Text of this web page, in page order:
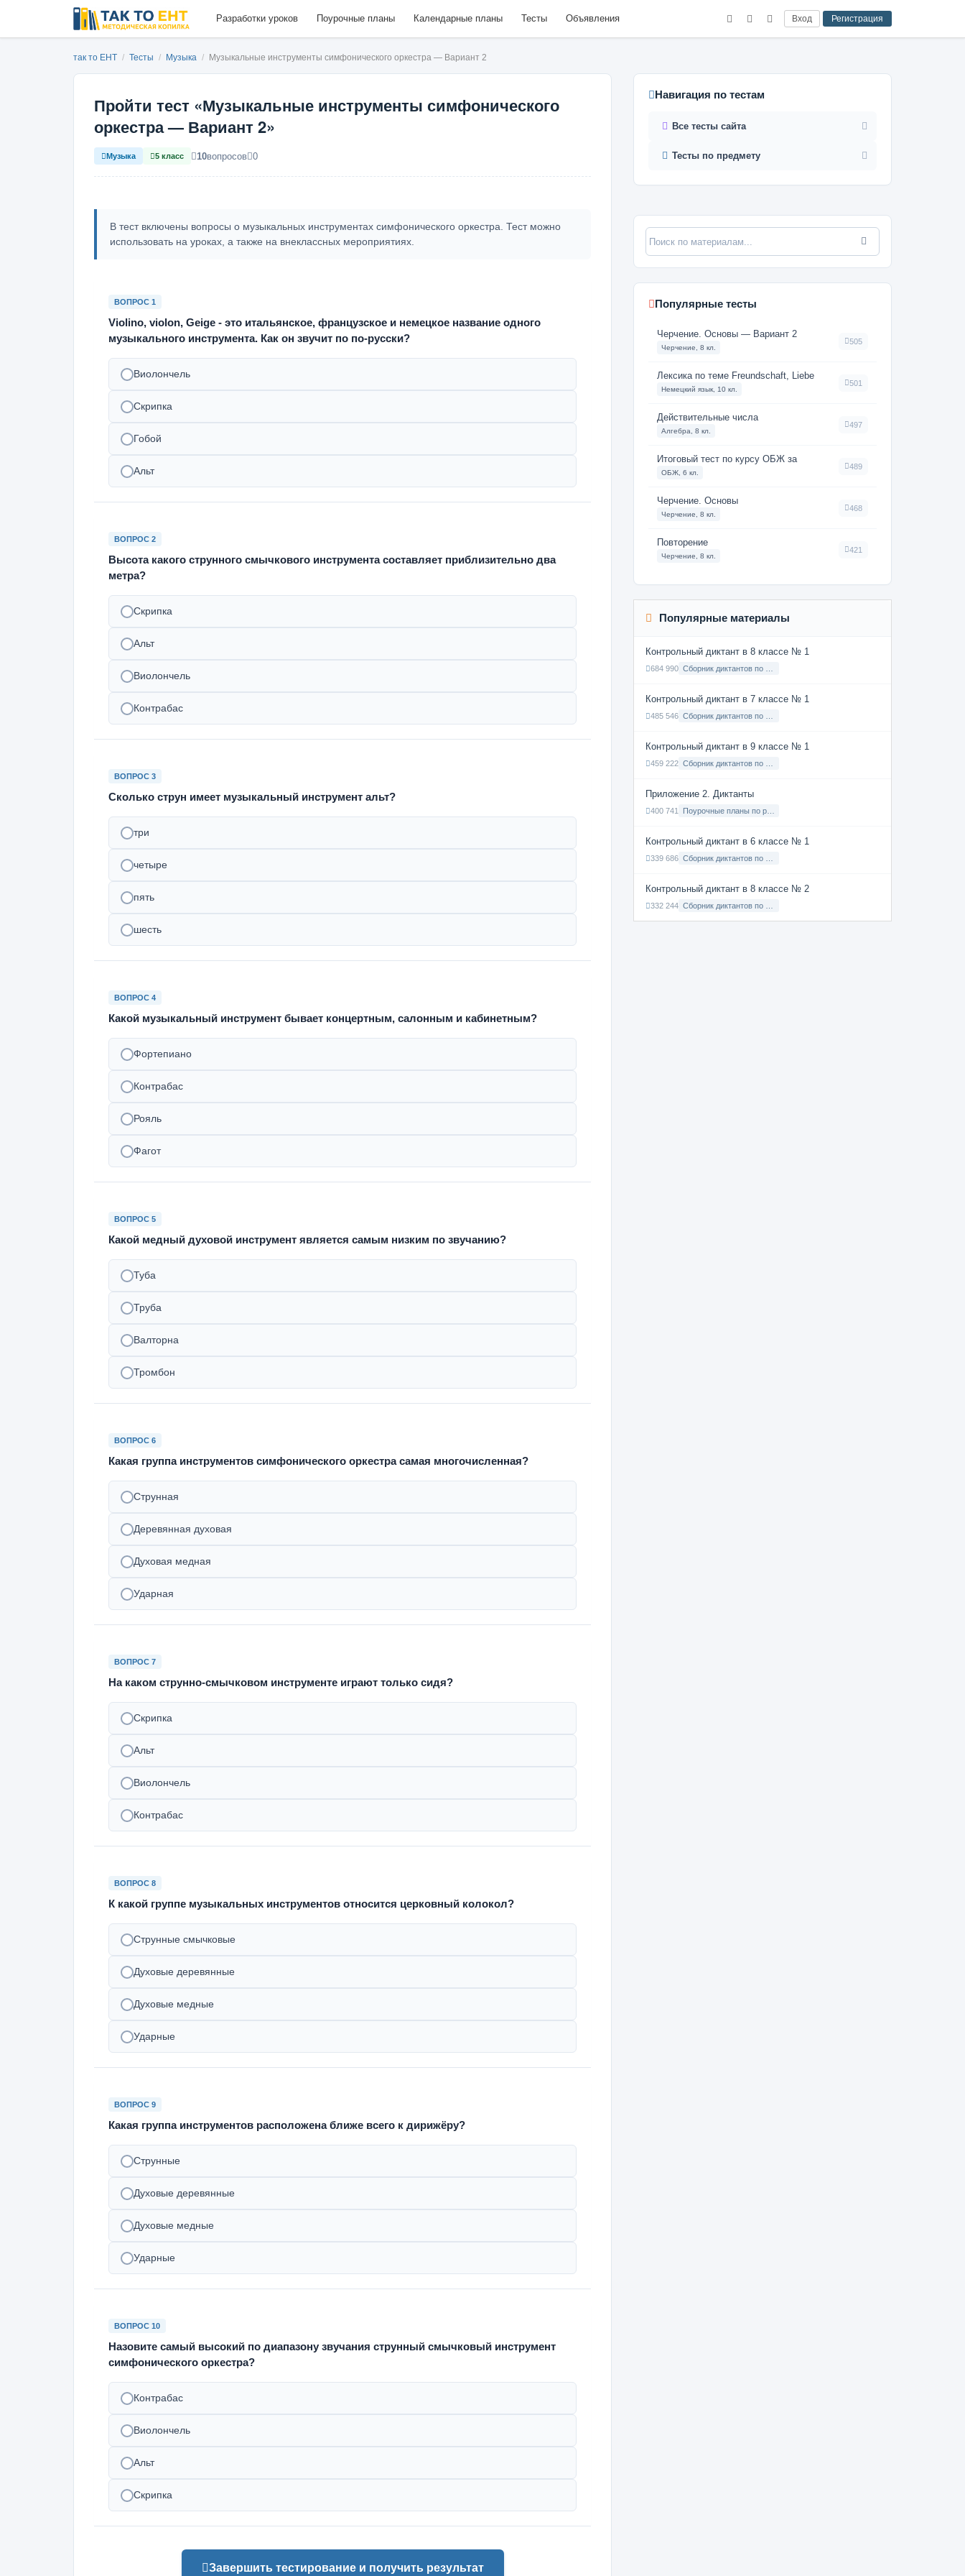
Разработки уроков Поурочные планы Календарные планы Тесты Объявления Вход Регистрация
так то ЕНТ / Тесты / Музыка / Музыкальные инструменты симфонического оркестра — Вариант 2
Пройти тест «Музыкальные инструменты симфонического
оркестра — Вариант 2»
Музыка 5 класс 10вопросов 0
В тест включены вопросы о музыкальных инструментах симфонического оркестра. Тест можно
использовать на уроках, а также на внеклассных мероприятиях.
ВОПРОС 1
Violino, violon, Geige - это итальянское, французское и немецкое название одного
музыкального инструмента. Как он звучит по по-русски?
Виолончель
Скрипка
Гобой
Альт
ВОПРОС 2
Высота какого струнного смычкового инструмента составляет приблизительно два
метра?
Скрипка
Альт
Виолончель
Контрабас
ВОПРОС 3
Сколько струн имеет музыкальный инструмент альт?
три
четыре
пять
шесть
ВОПРОС 4
Какой музыкальный инструмент бывает концертным, салонным и кабинетным?
Фортепиано
Контрабас
Рояль
Фагот
ВОПРОС 5
Какой медный духовой инструмент является самым низким по звучанию?
Туба
Труба
Валторна
Тромбон
ВОПРОС 6
Какая группа инструментов симфонического оркестра самая многочисленная?
Струнная
Деревянная духовая
Духовая медная
Ударная
ВОПРОС 7
На каком струнно-смычковом инструменте играют только сидя?
Скрипка
Альт
Виолончель
Контрабас
ВОПРОС 8
К какой группе музыкальных инструментов относится церковный колокол?
Струнные смычковые
Духовые деревянные
Духовые медные
Ударные
ВОПРОС 9
Какая группа инструментов расположена ближе всего к дирижёру?
Струнные
Духовые деревянные
Духовые медные
Ударные
ВОПРОС 10
Назовите самый высокий по диапазону звучания струнный смычковый инструмент
симфонического оркестра?
Контрабас
Виолончель
Альт
Скрипка
Завершить тестирование и получить результат
Навигация по тестам
Все тесты сайта
Тесты по предмету
Популярные тесты
Черчение. Основы — Вариант 2
Черчение, 8 кл.
505
Лексика по теме Freundschaft, Liebe
Немецкий язык, 10 кл.
501
Действительные числа
Алгебра, 8 кл.
497
Итоговый тест по курсу ОБЖ за
ОБЖ, 6 кл.
489
Черчение. Основы
Черчение, 8 кл.
468
Повторение
Черчение, 8 кл.
421
Популярные материалы
Контрольный диктант в 8 классе № 1
684 990
Контрольный диктант в 7 классе № 1
485 546
Контрольный диктант в 9 классе № 1
459 222
Приложение 2. Диктанты
400 741
Контрольный диктант в 6 классе № 1
339 686
Контрольный диктант в 8 классе № 2
332 244